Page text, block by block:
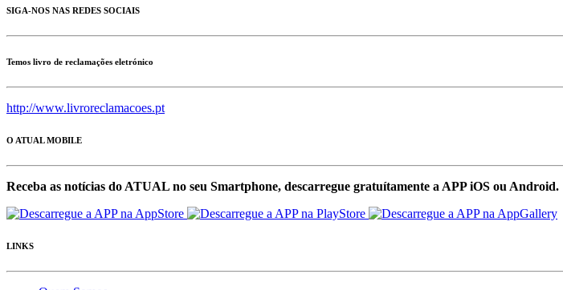
SIGA-NOS NAS REDES SOCIAIS
Temos livro de reclamações eletrónico
http://www.livroreclamacoes.pt
O ATUAL MOBILE
Receba as notícias do ATUAL no seu Smartphone, descarregue gratuítamente a APP iOS ou Android.
LINKS